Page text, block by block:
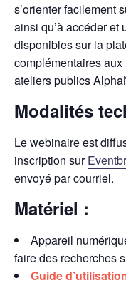
s’orienter facilement
ainsi qu’à accéder
disponibles sur la
complémentaires
ateliers publics
Modalités
Le webinaire est
inscription sur
envoyé par courriel.
Matériel :
Appareil
faire des recherches
Guide